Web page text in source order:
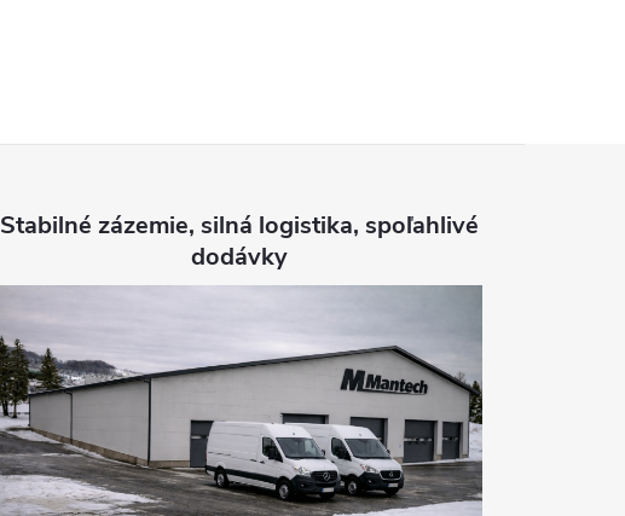
Stabilné zázemie, silná logistika, spoľahlivé
dodávky